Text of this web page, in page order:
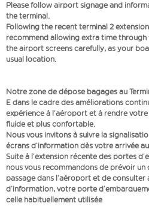
Please follow airport signage and
the terminal.
Following the recent terminal 2
recommend allowing extra time through
the airport screens carefully, as your
usual location.
Notre zone de dépose bagages au
E dans le cadre des améliorations
expérience à l’aéroport et à rendre
fluide et plus confortable.
Nous vous invitons à suivre la
écrans d’information dès votre arrivée
Suite à l’extension récente des portes
nous vous recommandons de prévoir
passage dans l’aéroport et de
d’information, votre porte
celle habituellement utilisée